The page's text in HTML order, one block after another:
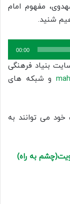
مفهوم امام
شنید.
00:00
بنیاد فرهنگی
و شبکه های
خود می توانند به
به راه)